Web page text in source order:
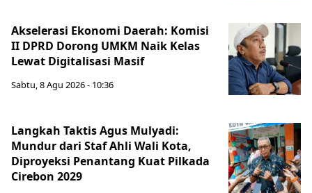
Akselerasi Ekonomi Daerah: Komisi
II DPRD Dorong UMKM Naik Kelas
Lewat Digitalisasi Masif
Sabtu, 8 Agu 2026 - 10:36
Langkah Taktis Agus Mulyadi:
Mundur dari Staf Ahli Wali Kota,
Diproyeksi Penantang Kuat Pilkada
Cirebon 2029